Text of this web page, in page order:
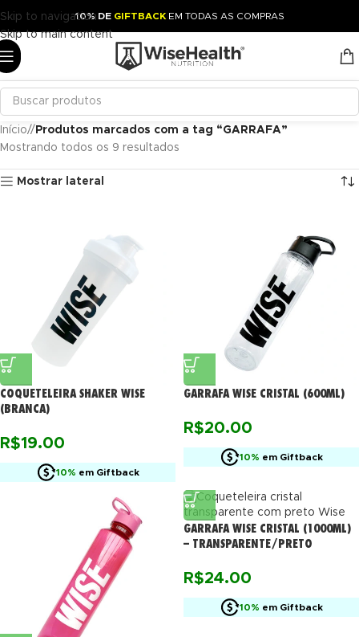
Skip to navigation
Skip to main content
10% DE GIFTBACKEM TODAS AS COMPRAS
Início/
Produtos marcados com a tag “GARRAFA”
Mostrando todos os 9 resultados
Mostrar lateral
COQUETELEIRA SHAKER WISE
(BRANCA)
R$19.00
10% em Giftback
GARRAFA WISE CRISTAL (600ML)
R$20.00
10% em Giftback
GARRAFA WISE CRISTAL (1000ML)
– TRANSPARENTE/PRETO
R$24.00
10% em Giftback